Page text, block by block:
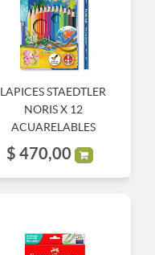
LAPICES STAEDTLER
NORIS X 12
ACUARELABLES
$ 470,00